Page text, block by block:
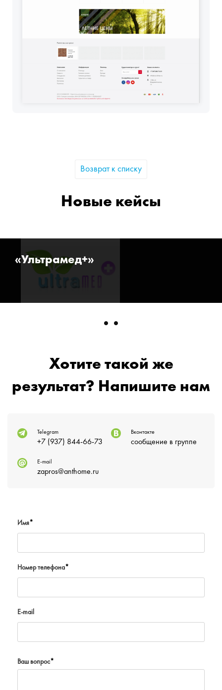
Возврат к списку
Новые кейсы
«Ультрамед+»
Хотите такой же
результат? Напишите нам
Telegram
+7 (937) 844-66-73
Вконтакте
сообщение в группе
E-mail
zapros@anthome.ru
Имя*
Номер телефона*
E-mail
Ваш вопрос*